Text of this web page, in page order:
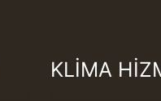
KLİMA